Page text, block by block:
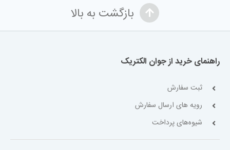
بازگشت به بالا
راهنمای خرید از جوان الکتریک
ثبت سفارش
رویه های ارسال سفارش
شیوه‌های پرداخت